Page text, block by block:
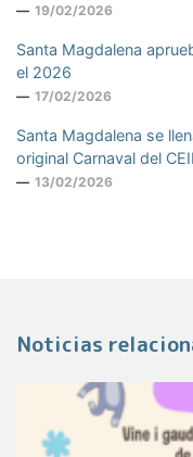
19/02/2026
Santa Magdalena
el 2026
17/02/2026
Santa Magdalena se
original Carnaval del
13/02/2026
Noticias